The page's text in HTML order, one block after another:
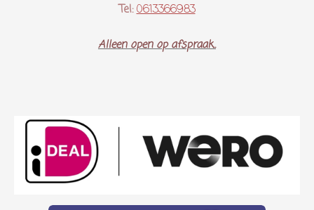
Tel: 0613366983
Alleen open op afspraak..